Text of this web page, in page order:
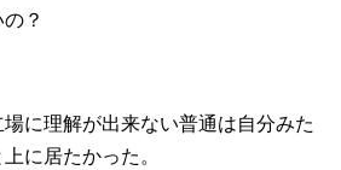
？
に理解が出来ない普通は自分みた
に居たかった。